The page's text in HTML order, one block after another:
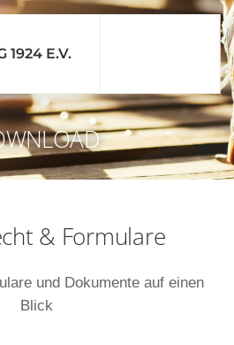
1924 E.V.
& Formulare
und Dokumente auf einen
Blick